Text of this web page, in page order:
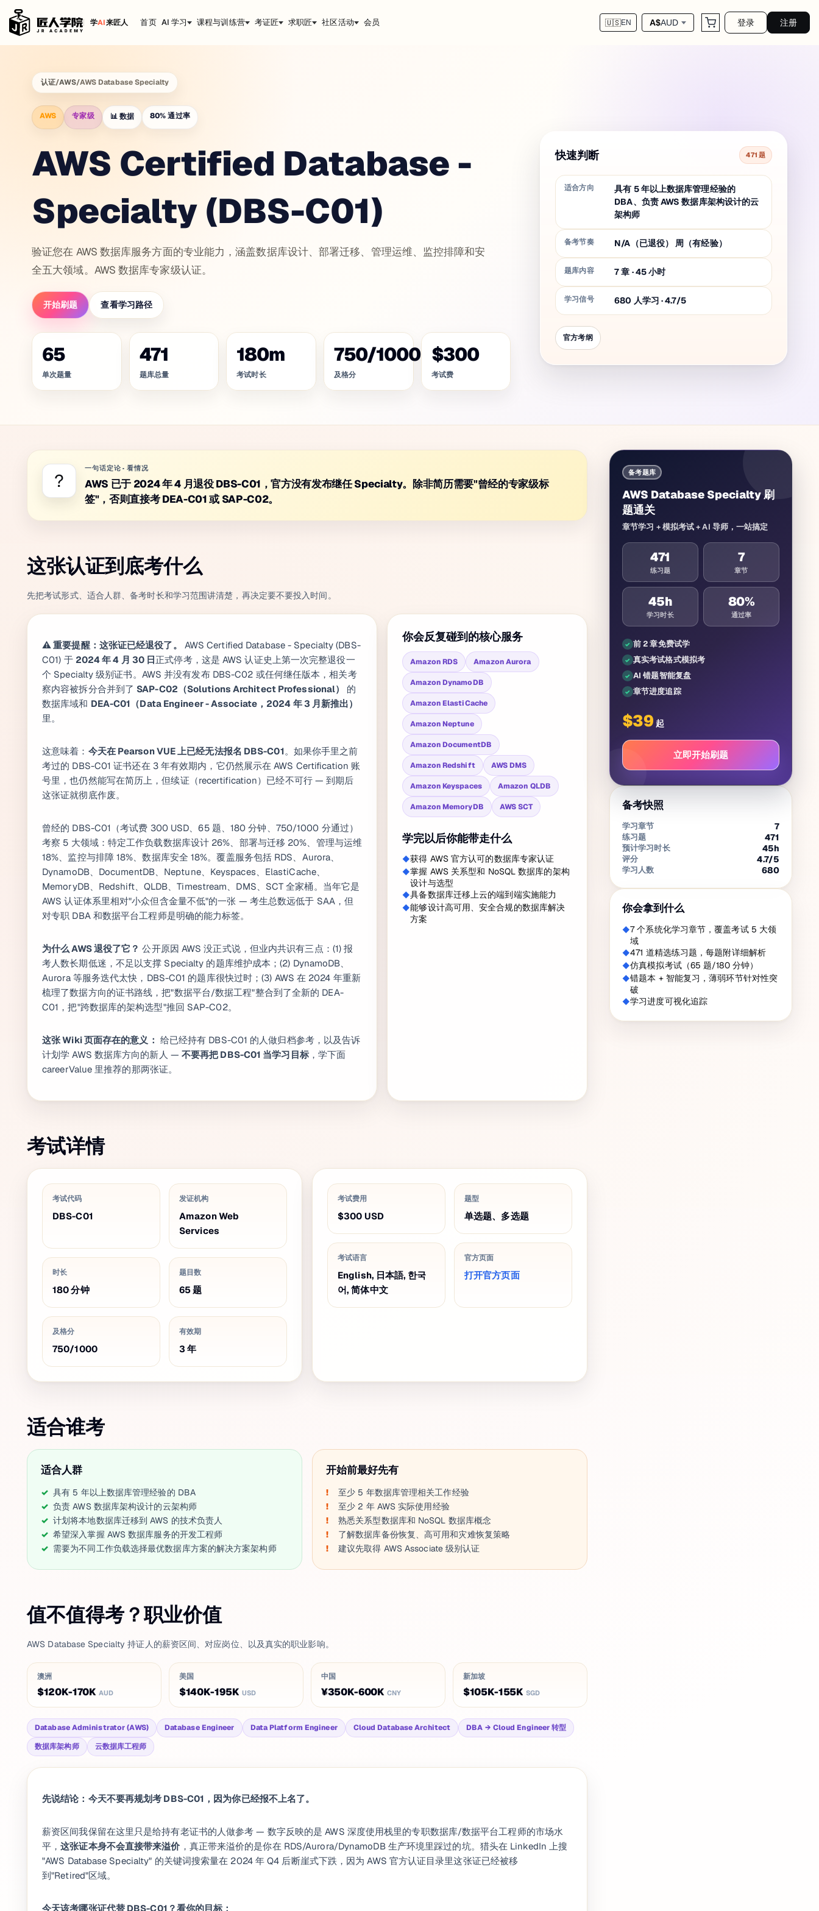
学AI来匠人 首页 AI 学习 课程与训练营 考证匠 求职匠 社区活动 会员 🇺🇸EN A$AUD 登录 注册
认证/AWS/AWS Database Specialty
AWS 专家级 📊 数据 80% 通过率
AWS Certified Database -
Specialty (DBS-C01)
验证您在 AWS 数据库服务方面的专业能力，涵盖数据库设计、部署迁移、管理运维、监控排障和安
全五大领域。AWS 数据库专家级认证。
开始刷题 查看学习路径
65
单次题量
471
题库总量
180m
考试时长
750/1000
及格分
$300
考试费
快速判断 471 题
适合方向
具有 5 年以上数据库管理经验的
DBA、负责 AWS 数据库架构设计的云
架构师
备考节奏 N/A（已退役） 周（有经验）
题库内容 7章 ·45小时
学习信号 680 人学习 · 4.7/5
官方考纲
?
一句话定论 · 看情况
AWS 已于 2024 年 4 月退役 DBS-C01，官方没有发布继任 Specialty。除非简历需要"曾经的专家级标
签"，否则直接考 DEA-C01 或 SAP-C02。
这张认证到底考什么
先把考试形式、适合人群、备考时长和学习范围讲清楚，再决定要不要投入时间。
⚠️ 重要提醒：这张证已经退役了。
AWS Certified Database - Specialty (DBS-
C01) 于 2024 年 4 月 30 日正式停考，这是 AWS 认证史上第一次完整退役一
个 Specialty 级别证书。AWS 并没有发布 DBS-C02 或任何继任版本，相关考
察内容被拆分合并到了 SAP-C02（Solutions Architect Professional）
的
数据库域和 DEA-C01（Data Engineer - Associate，2024 年 3 月新推出）
里。
这意味着： 今天在 Pearson VUE 上已经无法报名 DBS-C01。如果你手里之前
考过的 DBS-C01 证书还在 3 年有效期内，它仍然展示在 AWS Certification 账
号里，也仍然能写在简历上，但续证（recertification）已经不可行 — 到期后
这张证就彻底作废。
曾经的 DBS-C01（考试费 300 USD、65 题、180 分钟、750/1000 分通过）
考察 5 大领域：特定工作负载数据库设计 26%、部署与迁移 20%、管理与运维
18%、监控与排障 18%、数据库安全 18%。覆盖服务包括 RDS、Aurora、
DynamoDB、DocumentDB、Neptune、Keyspaces、ElastiCache、
MemoryDB、Redshift、QLDB、Timestream、DMS、SCT 全家桶。当年它是
AWS 认证体系里相对"小众但含金量不低"的一张 — 考生总数远低于 SAA，但
对专职 DBA 和数据平台工程师是明确的能力标签。
为什么 AWS 退役了它？ 公开原因 AWS 没正式说，但业内共识有三点：(1) 报
考人数长期低迷，不足以支撑 Specialty 的题库维护成本；(2) DynamoDB、
Aurora 等服务迭代太快，DBS-C01 的题库很快过时；(3) AWS 在 2024 年重新
梳理了数据方向的证书路线，把"数据平台/数据工程"整合到了全新的 DEA-
C01，把"跨数据库的架构选型"推回 SAP-C02。
这张 Wiki 页面存在的意义： 给已经持有 DBS-C01 的人做归档参考，以及告诉
计划学 AWS 数据库方向的新人 — 不要再把 DBS-C01 当学习目标，学下面
careerValue 里推荐的那两张证。
你会反复碰到的核心服务
Amazon RDS Amazon Aurora
Amazon DynamoDB
Amazon ElastiCache
Amazon Neptune
Amazon DocumentDB
Amazon Redshift AWS DMS
Amazon Keyspaces Amazon QLDB
Amazon MemoryDB AWS SCT
学完以后你能带走什么
获得 AWS 官方认可的数据库专家认证
掌握 AWS 关系型和 NoSQL 数据库的架构
设计与选型
具备数据库迁移上云的端到端实施能力
能够设计高可用、安全合规的数据库解决
方案
考试详情
考试代码
DBS-C01
发证机构
Amazon Web
Services
时长
180分钟
题目数
65题
及格分
750/1000
有效期
3 年
考试费用
$300 USD
题型
单选题、多选题
考试语言
English, 日本語, 한국
어, 简体中文
官方页面
打开官方页面
适合谁考
适合人群
具有 5 年以上数据库管理经验的 DBA
负责 AWS 数据库架构设计的云架构师
计划将本地数据库迁移到 AWS 的技术负责人
希望深入掌握 AWS 数据库服务的开发工程师
需要为不同工作负载选择最优数据库方案的解决方案架构师
开始前最好先有
至少 5 年数据库管理相关工作经验
至少 2 年 AWS 实际使用经验
熟悉关系型数据库和 NoSQL 数据库概念
了解数据库备份恢复、高可用和灾难恢复策略
建议先取得 AWS Associate 级别认证
值不值得考？职业价值
AWS Database Specialty 持证人的薪资区间、对应岗位、以及真实的职业影响。
澳洲
$120K-170K AUD
美国
$140K-195K USD
中国
¥350K-600K CNY
新加坡
$105K-155K SGD
Database Administrator (AWS) Database Engineer Data Platform Engineer Cloud Database Architect
DBA → Cloud Engineer 转型
数据库架构师
云数据库工程师
先说结论：今天不要再规划考 DBS-C01，因为你已经报不上名了。
薪资区间我保留在这里只是给持有老证书的人做参考 — 数字反映的是 AWS 深度使用栈里的专职数据库/数据平台工程师的市场水
平，这张证本身不会直接带来溢价 ，真正带来溢价的是你在 RDS/Aurora/DynamoDB 生产环境里踩过的坑。猎头在 LinkedIn 上搜
"AWS Database Specialty" 的关键词搜索量在 2024 年 Q4 后断崖式下跌，因为 AWS 官方认证目录里这张证已经被移
到"Retired"区域。
今天该考哪张证代替 DBS-C01？看你的目标：
备考题库
AWS Database Specialty 刷
题通关
章节学习 + 模拟考试 + AI 导师，一站搞定
471
练习题
7
章节
45h
学习时长
80%
通过率
前 2 章免费试学
真实考试格式模拟考
AI 错题智能复盘
章节进度追踪
$39 起
立即开始刷题
备考快照
学习章节 7
练习题 471
预计学习时长 45h
评分 4.7/5
学习人数 680
你会拿到什么
7 个系统化学习章节，覆盖考试 5 大领
域
471 道精选练习题，每题附详细解析
仿真模拟考试（65 题/180 分钟）
错题本 + 智能复习，薄弱环节针对性突
破
学习进度可视化追踪